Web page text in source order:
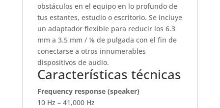
obstáculos en el equipo en lo profundo de
tus estantes, estudio o escritorio. Se incluye
un adaptador flexible para reducir los 6.3
mm a 3.5 mm / ⅛ de pulgada con el fin de
conectarse a otros innumerables
dispositivos de audio.
Características técnicas
Frequency response (speaker)
10 Hz – 41,000 Hz